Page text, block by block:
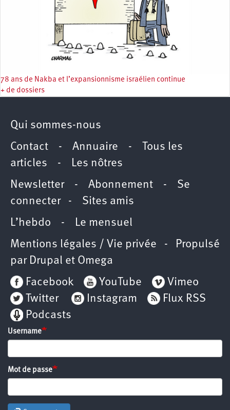
78 ans de Nakba et l’expansionnisme israélien continue
+ de dossiers
Qui sommes-nous
Contact - Annuaire -
Tous les
articles - Les nôtres
Newsletter- Abonnement - Se
connecter- Sites amis
L’hebdo - Le mensuel
Mentions légales / Vie privée - Propulsé
par Drupal et Omega
Facebook
YouTube
Vimeo
Twitter
Instagram
Flux RSS
Podcasts
Username
Mot de passe